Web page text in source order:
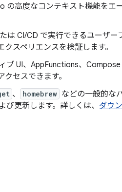
の高度なコンテキスト機能をエ
は CI/CD で実行できるユーザー
スペリエンスを検証します。
ブ UI、AppFunctions、
クセスできます。
、 homebrew などの一般的な
更新します。詳しくは、 ダウ